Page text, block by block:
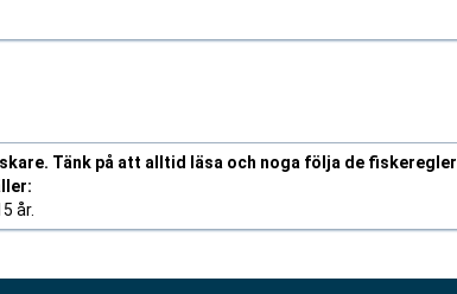
Tänk på att alltid läsa och noga följa de fiskeregler
år.